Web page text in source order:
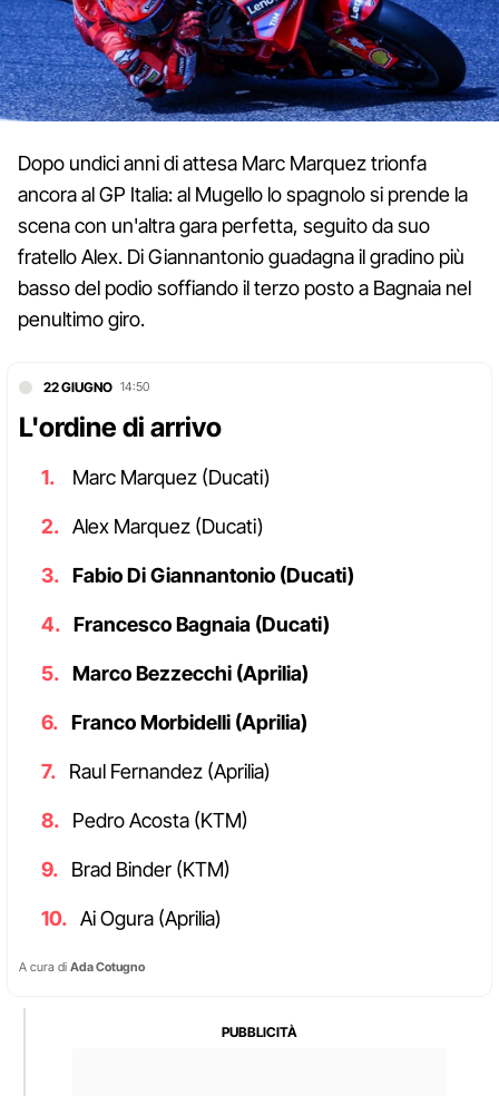
Dopo undici anni di attesa Marc Marquez trionfa
ancora al GP Italia: al Mugello lo spagnolo si prende la
scena con un'altra gara perfetta, seguito da suo
fratello Alex. Di Giannantonio guadagna il gradino più
basso del podio soffiando il terzo posto a Bagnaia nel
penultimo giro.
22 GIUGNO 14:50
L'ordine di arrivo
Marc Marquez (Ducati)
Alex Marquez (Ducati)
Fabio Di Giannantonio (Ducati)
Francesco Bagnaia (Ducati)
Marco Bezzecchi (Aprilia)
Franco Morbidelli (Aprilia)
Raul Fernandez (Aprilia)
Pedro Acosta (KTM)
Brad Binder (KTM)
Ai Ogura (Aprilia)
A cura di Ada Cotugno